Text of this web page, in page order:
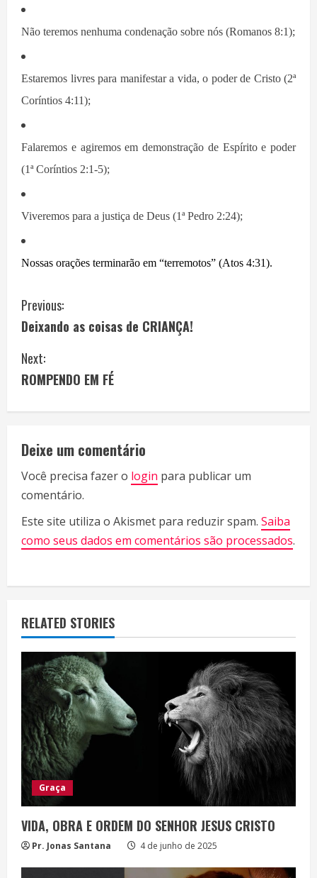
Não teremos nenhuma condenação sobre nós (Romanos 8:1);
Estaremos livres para manifestar a vida, o poder de Cristo (2ª
Coríntios 4:11);
Falaremos e agiremos em demonstração de Espírito e poder
(1ª Coríntios 2:1-5);
Viveremos para a justiça de Deus (1ª Pedro 2:24);
Nossas orações terminarão em “terremotos” (Atos 4:31).
C
o
n
n
u
e
R
d
i
n
g
Previous:
Deixando as coisas de CRIANÇA!
Next:
ROMPENDO EM FÉ
Deixe um comentário
Você precisa fazer o login para publicar um
comentário.
Este site utiliza o Akismet para reduzir spam. Saiba
como seus dados em comentários são processados.
RELATED STORIES
Graça
VIDA, OBRA E ORDEM DO SENHOR JESUS CRISTO
Pr. Jonas Santana 4 de junho de 2025